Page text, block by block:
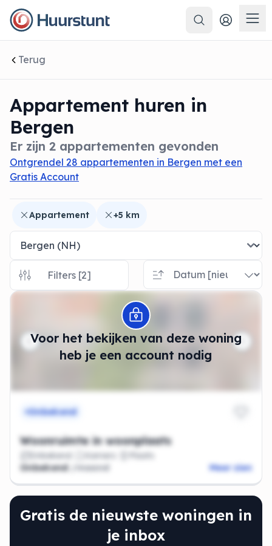
Zoeken
Terug
Appartement huren in
Bergen
Er zijn 2 appartementen gevonden
Ontgrendel 28 appartementen in Bergen met een
Gratis Account
sluiten
Appartement +5 km
Filters [2]
Voor het bekijken van deze woning
heb je een account nodig
Modal openen
Onbekend
Woonruimte in woonplaats
Onbekend Kamers
Plaats
Onbekend
/maand Meer zien
Gratis de nieuwste woningen in
je inbox